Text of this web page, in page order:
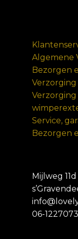
Algemene
Bezorgen
Verzorging
Verzorging
Service,
Bezorgen
Mijlweg 11d
06-